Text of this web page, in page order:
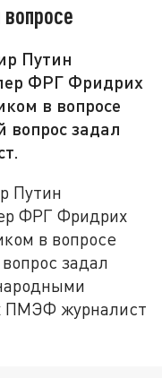
Путин
ФРГ Фридрих
в вопросе
задал
Путин
ФРГ Фридрих
в вопросе
задал
ПМЭФ журналист